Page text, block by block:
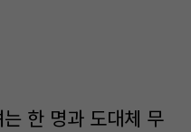
한 명과 도대체 무